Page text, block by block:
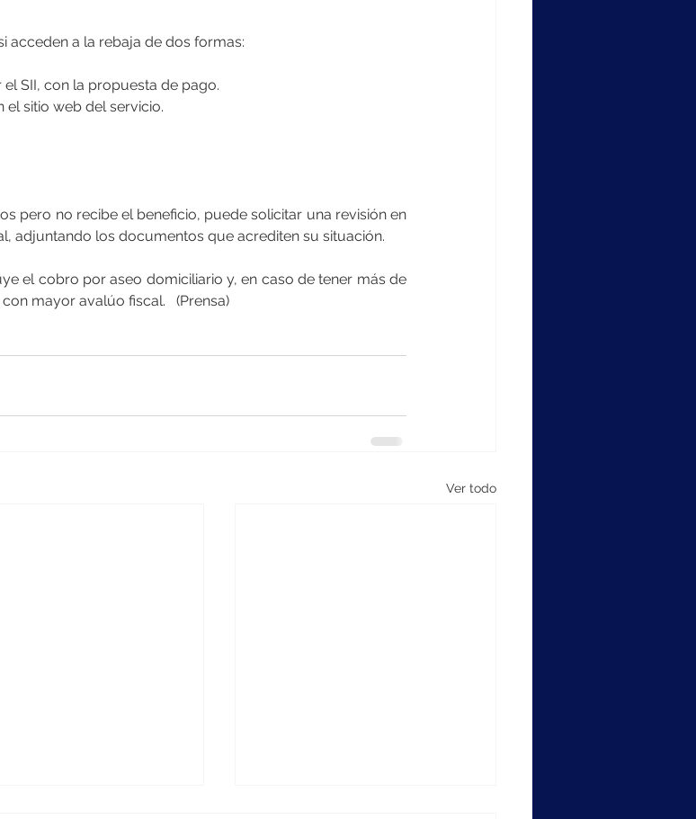
acceden a la rebaja de dos formas:
el SII, con la propuesta de pago.
el sitio web del servicio.
pero no recibe el beneficio, puede solicitar una revisión en
adjuntando los documentos que acrediten su situación.
el cobro por aseo domiciliario y, en caso de tener más de
mayor avalúo fiscal.   (Prensa)
Ver todo